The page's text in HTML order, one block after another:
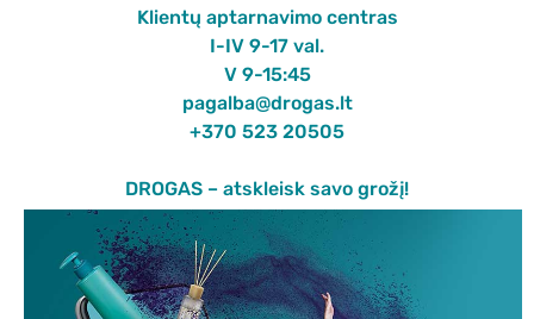
Klientų aptarnavimo centras
I-IV 9-17 val.
V 9-15:45
pagalba@drogas.lt
+370 523 20505
DROGAS – atskleisk savo grožį!